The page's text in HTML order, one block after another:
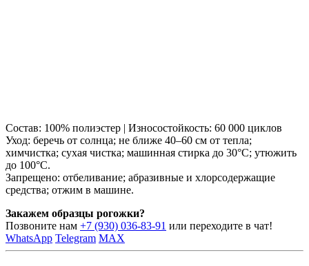
Состав: 100% полиэстер | Износостойкость: 60 000 циклов
Уход: беречь от солнца; не ближе 40–60 см от тепла;
химчистка; сухая чистка; машинная стирка до 30°C; утюжить
до 100°C.
Запрещено: отбеливание; абразивные и хлорсодержащие
средства; отжим в машине.
Закажем образцы рогожки?
Позвоните нам +7 (930) 036-83-91 или переходите в чат!
WhatsApp Telegram MAX